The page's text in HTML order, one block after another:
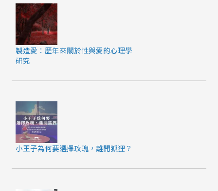
製造愛：歷年來關於性與愛的心理學
研究
小王子為何要選擇玫瑰，離開狐狸？